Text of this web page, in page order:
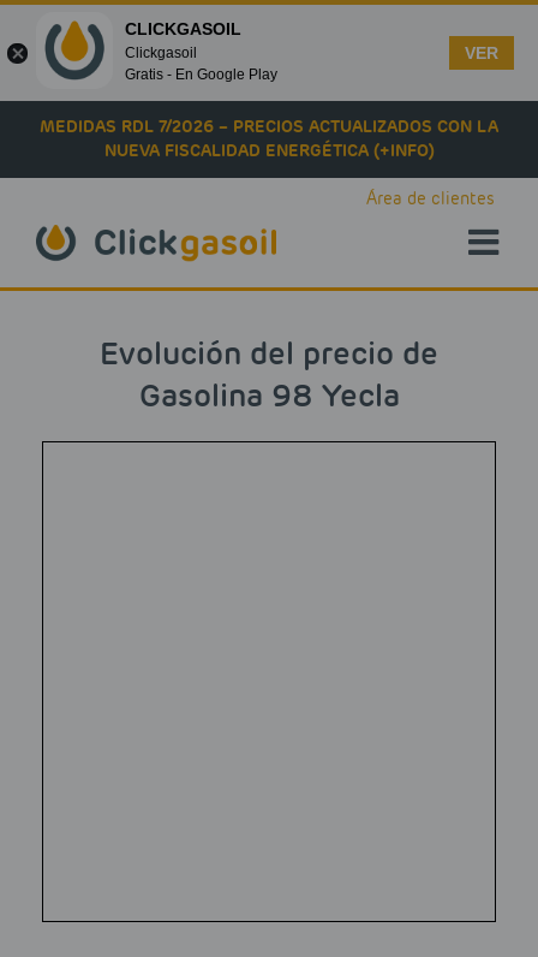
Skip to main content
MEDIDAS RDL 7/2026 – PRECIOS ACTUALIZADOS CON LA
NUEVA FISCALIDAD ENERGÉTICA (+INFO)
Área de clientes
Evolución del precio de
Gasolina 98 Yecla
CLICKGASOIL
Clickgasoil
Gratis - En Google Play
VER